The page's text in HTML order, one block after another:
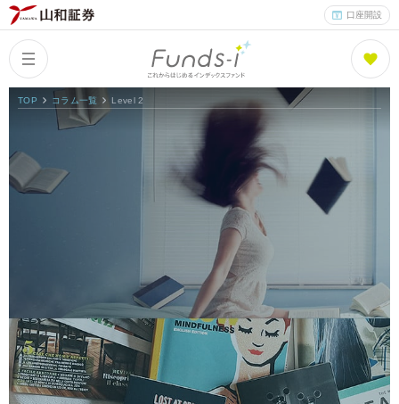
口座開設
Columns
Index
コラム一覧
ファンズアイとは
Fund List
ファンド紹介
Fund Ranking
ファンズアイランキング
TOP コラム一覧 Level 2